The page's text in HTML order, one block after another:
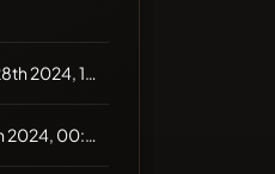
August 28th 2024, 12:00
June 13th 2024, 00:34